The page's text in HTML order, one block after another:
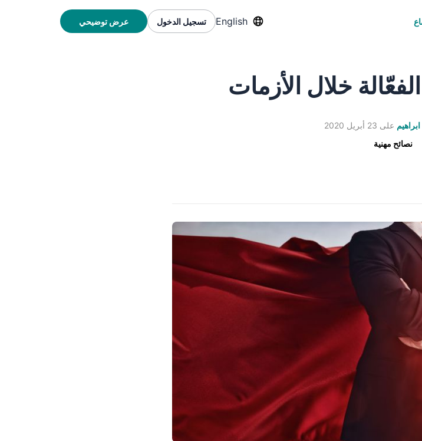
English تسجيل الدخول عرض توضيحي
خلال الأزمات
على 23 أبريل 2020
نصائح مهنية